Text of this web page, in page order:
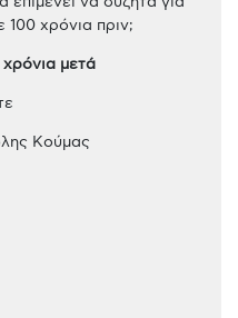
χρόνια πριν;
μετά
Κούμας